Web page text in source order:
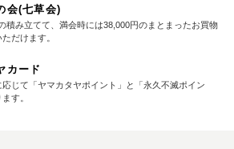
会(七草会)
積み立てて、満会時には38,000円のまとまったお買物
だけます。
カード
応じて 「ヤマカタヤポイント」と
「永久不滅ポイン
す。